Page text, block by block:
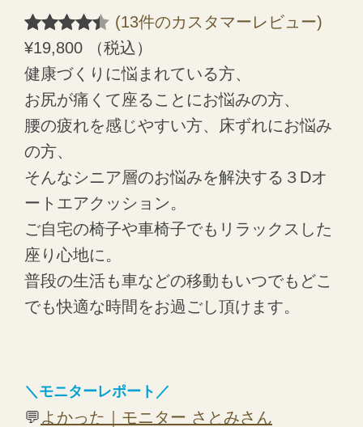
13
件の利用
者評価に
基づく5段
階評価の
うち、
4.38 点
(13件のカスタマーレビュー)
¥19,800
（税込）
健康づくりに悩まれている方、
お尻が痛くて座ることにお悩みの方、
腰の疲れを感じやすい方、床ずれにお悩み
の方、
そんなシニア層のお悩みを解決する３Dオ
ートエアクッション。
ご自宅の椅子や車椅子でもリラックスした
座り心地に。
普段の生活も車などの移動もいつでもどこ
でも快適な時間をお過ごし頂けます。
＼モニターレポート／
💬 よかった｜モニター さとみさん